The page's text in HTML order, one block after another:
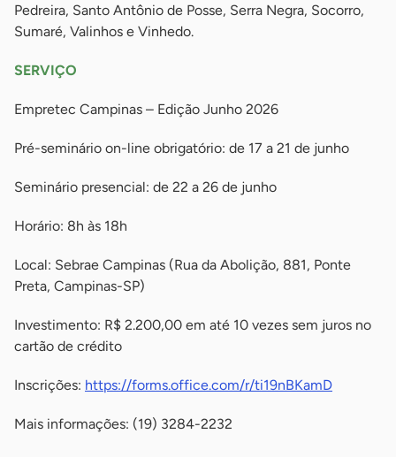
Pedreira, Santo Antônio de Posse, Serra Negra, Socorro,
Sumaré, Valinhos e Vinhedo.
SERVIÇO
Empretec Campinas – Edição Junho 2026
Pré-seminário on-line obrigatório: de 17 a 21 de junho
Seminário presencial: de 22 a 26 de junho
Horário: 8h às 18h
Local: Sebrae Campinas (Rua da Abolição, 881, Ponte
Preta, Campinas-SP)
Investimento: R$ 2.200,00 em até 10 vezes sem juros no
cartão de crédito
Inscrições: https://forms.office.com/r/ti19nBKamD
Mais informações: (19) 3284-2232